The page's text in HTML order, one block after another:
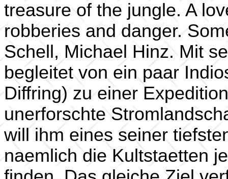
treasure of the jungle. A
robberies and danger.
Schell, Michael Hinz. Mit
begleitet von ein paar
Diffring) zu einer
unerforschte
will ihm eines seiner
naemlich die Kultstaetten